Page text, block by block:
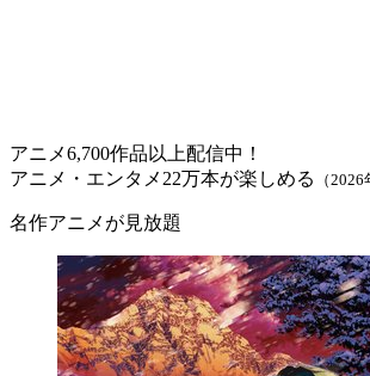
アニメ6,700作品以上配信中！
アニメ・エンタメ22万本が楽しめる
（
名作アニメが見放題